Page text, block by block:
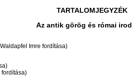
TARTALOMJEGYZÉK
Az antik görög és római
Imre fordítása)
fordítása)